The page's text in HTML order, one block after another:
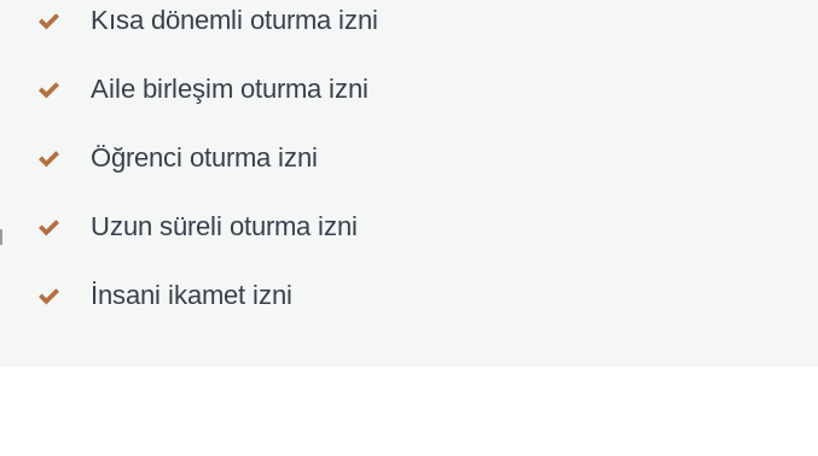
Kısa dönemli oturma izni
Aile birleşim oturma izni
Öğrenci oturma izni
Uzun süreli oturma izni
İnsani ikamet izni